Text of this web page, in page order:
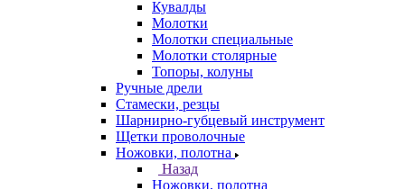
Кувалды
Молотки
Молотки специальные
Молотки столярные
Топоры, колуны
Ручные дрели
Стамески, резцы
Шарнирно-губцевый инструмент
Щетки проволочные
Ножовки, полотна
Назад
Ножовки, полотна